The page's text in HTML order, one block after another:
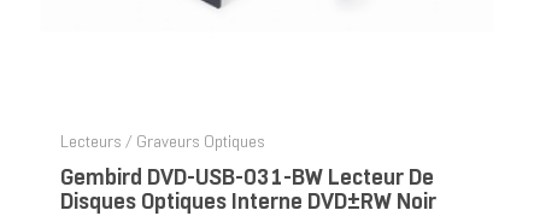
Lecteurs / Graveurs Optiques
Gembird DVD-USB-031-BW Lecteur De
Disques Optiques Interne DVD±RW Noir